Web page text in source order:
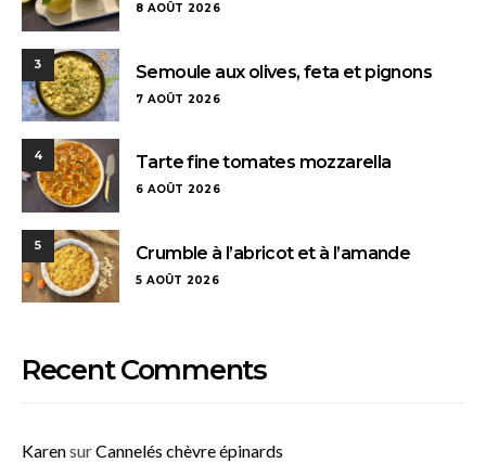
8 AOÛT 2026
3 Semoule aux olives, feta et pignons
7 AOÛT 2026
4 Tarte fine tomates mozzarella
6 AOÛT 2026
5 Crumble à l’abricot et à l’amande
5 AOÛT 2026
Recent Comments
KarensurCannelés chèvre épinards